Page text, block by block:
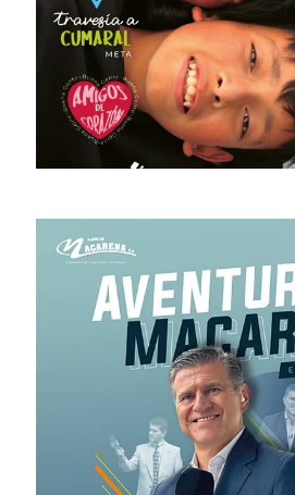
# 48 · Diciembre 2024 – Marzo 2025